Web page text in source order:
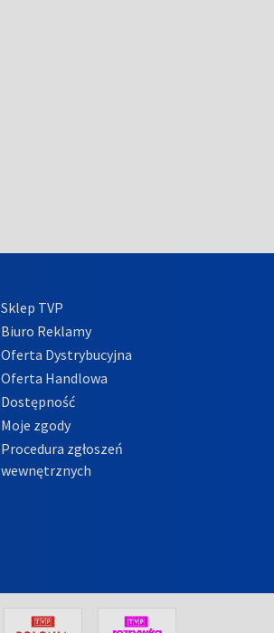
Sklep TVP
Biuro Reklamy
Oferta Dystrybucyjna
Oferta Handlowa
Dostępność
Moje zgody
Procedura zgłoszeń
wewnętrznych